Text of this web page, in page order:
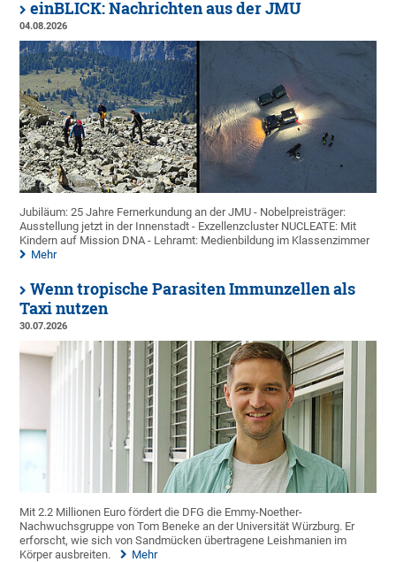
einBLICK: Nachrichten aus der JMU
04.08.2026
Jubiläum: 25 Jahre Fernerkundung an der JMU - Nobelpreisträger:
Ausstellung jetzt in der Innenstadt - Exzellenzcluster NUCLEATE: Mit
Kindern auf Mission DNA - Lehramt: Medienbildung im Klassenzimmer
Mehr
Wenn tropische Parasiten Immunzellen als
Taxi nutzen
30.07.2026
Mit 2.2 Millionen Euro fördert die DFG die Emmy-Noether-
Nachwuchsgruppe von Tom Beneke an der Universität Würzburg. Er
erforscht, wie sich von Sandmücken übertragene Leishmanien im
Körper ausbreiten.
Mehr